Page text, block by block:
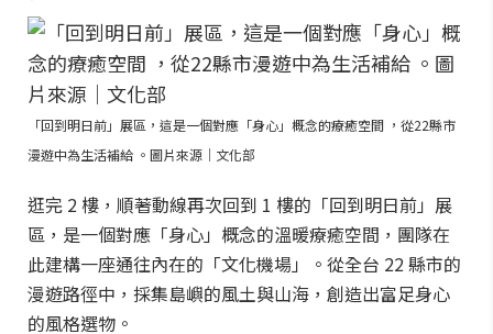
「回到明日前」展區，這是一個對應「身心」概念的療癒空間 ，從22縣市
漫遊中為生活補給 。圖片來源｜文化部
逛完 2 樓，順著動線再次回到 1 樓的「回到明日前」展
區，是一個對應「身心」概念的溫暖療癒空間，團隊在
此建構一座通往內在的「文化機場」。從全台 22 縣市的
漫遊路徑中，採集島嶼的風土與山海，創造出富足身心
的風格選物。